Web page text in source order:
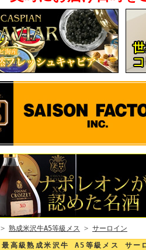
> 熟成米沢牛A5等級メス > サーロイン
最高級熟成米沢牛 A5等級メス サ